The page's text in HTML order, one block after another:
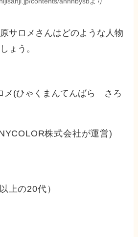
サロメさんはどのような人物
ょう。
メ(ひゃくまんてんばら さろ
株式会社が運営)
上の20代）